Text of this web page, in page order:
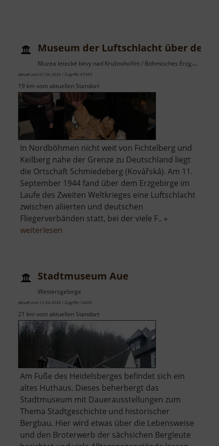
Museum der Luftschlacht über dem
Muzea letecké bitvy nad Krušnohořím / Böhmisches Erzgebirge
aktuell vom 07.06.2026 / Zugriffe: 47493
19 km vom aktuellen Standort
In Nordböhmen nicht weit von Fichtelberg und
Keilberg nahe der Grenze zu Deutschland liegt
die Ortschaft Schmiedeberg (Kovářská). Am 11.
September 1944 fand über dem Erzgebirge im
Laufe des Zweiten Weltkrieges eine Luftschlacht
zwischen aliierten und deutschen
Fliegerverbänden statt, bei der viele F.. »
weiterlesen
über
dem
Erzgebirge
Stadtmuseum Aue
Westerzgebirge
aktuell vom 12.04.2026 / Zugriffe: 16605
21 km vom aktuellen Standort
Am Fuße des Heidelsberges befindet sich ein
altes Huthaus. Dieses beherbergt das
Stadtmuseum mit Dauerausstellungen zum
Thema Stadtgeschichte und historischer
Bergbau. Hier wird etwas über die Lebensweise
und den Broterwerb der sächsichen Bergleute